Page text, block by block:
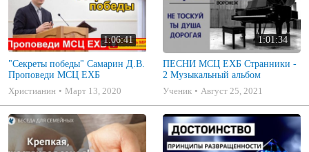
1:06:41
"Секреты победы" Самарин Д.В.
Проповеди МСЦ ЕХБ
Христианин
Март 13, 2020
1:01:34
ПЕСНИ МСЦ ЕХБ Странники -
2 Музыкальный альбом
Ученик
Август 25, 2021